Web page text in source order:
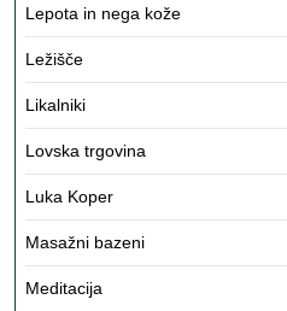
Lepota in nega kože
Ležišče
Likalniki
Lovska trgovina
Luka Koper
Masažni bazeni
Meditacija